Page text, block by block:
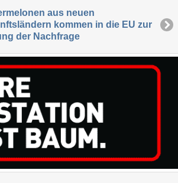
aus neuen
kommen in die EU zur
der Nachfrage